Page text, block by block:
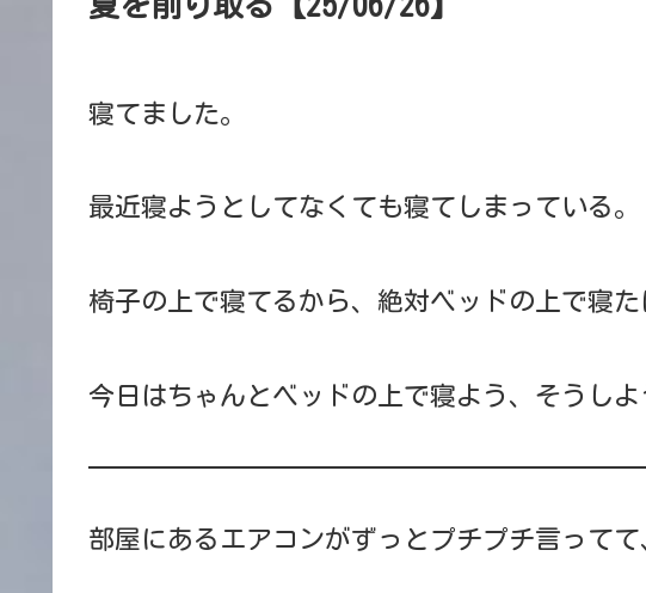
寝てました。
最近寝ようとしてなくても寝てしまっている。
椅子の上で寝てるから、絶対ベッドの上で寝た
今日はちゃんとベッドの上で寝よう、そうしよ
部屋にあるエアコンがずっとプチプチ言って